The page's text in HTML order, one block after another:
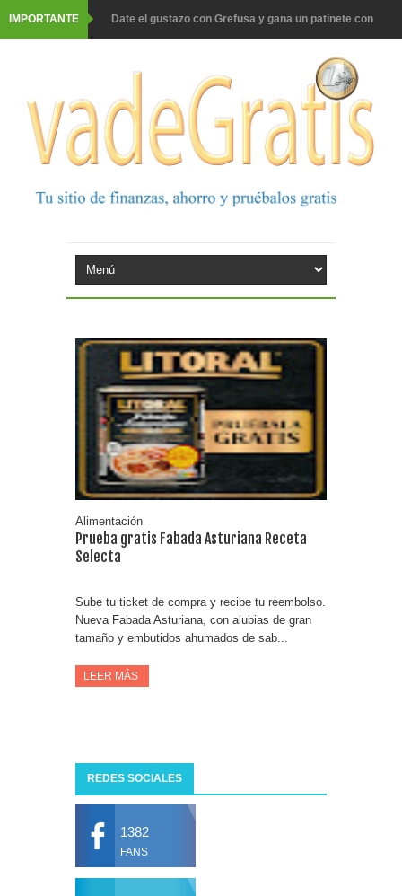
IMPORTANTE Date el gustazo con Grefusa y gana un patinete con
Barbadillo te da la opción de ganar increíbles premios
Prueba gratis hohes C Vitamin C-irup
Prueba gratis Maison Perrier France
Gana premios Pokémon con Kellogg's
premios
productos
El milagrito te lleva a Sevilla
Fuze Tea regala 100 premios al día
Oreo te da la oportunidad de ganar increíbles premios
Alimentación
Prueba gratis Fabada Asturiana Receta
Selecta
Sube tu ticket de compra y recibe tu reembolso.
Nueva Fabada Asturiana, con alubias de gran
tamaño y embutidos ahumados de sab...
LEER MÁS
REDES SOCIALES
1382
FANS